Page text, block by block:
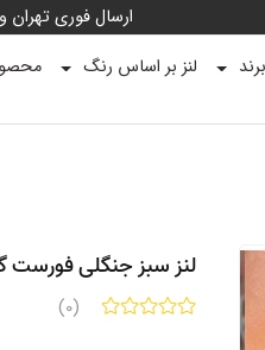
ارسال فوری تهران
لنز بر اساس رنگ
لنز سبز جنگلی
(0)